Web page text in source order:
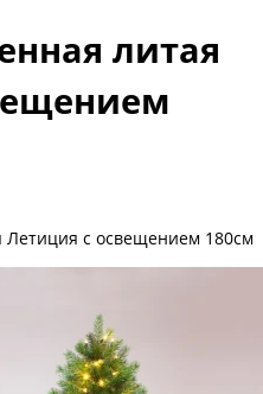
литая
Летиция с освещением 180см